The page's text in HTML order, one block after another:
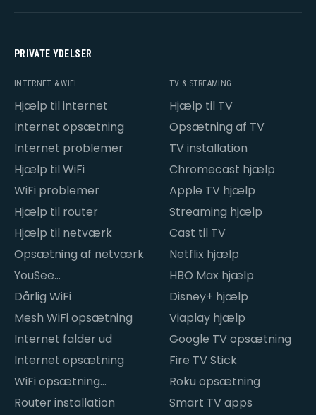
PRIVATE YDELSER
INTERNET & WIFI
Hjælp til internet
Internet opsætning
Internet problemer
Hjælp til WiFi
WiFi problemer
Hjælp til router
Hjælp til netværk
Opsætning af netværk
YouSee
internetproblemer
Dårlig WiFi
Mesh WiFi opsætning
Internet falder ud
Internet opsætning
WiFi opsætning
hjemme
Router installation
TV & STREAMING
Hjælp til TV
Opsætning af TV
TV installation
Chromecast hjælp
Apple TV hjælp
Streaming hjælp
Cast til TV
Netflix hjælp
HBO Max hjælp
Disney+ hjælp
Viaplay hjælp
Google TV opsætning
Fire TV Stick
Roku opsætning
Smart TV apps